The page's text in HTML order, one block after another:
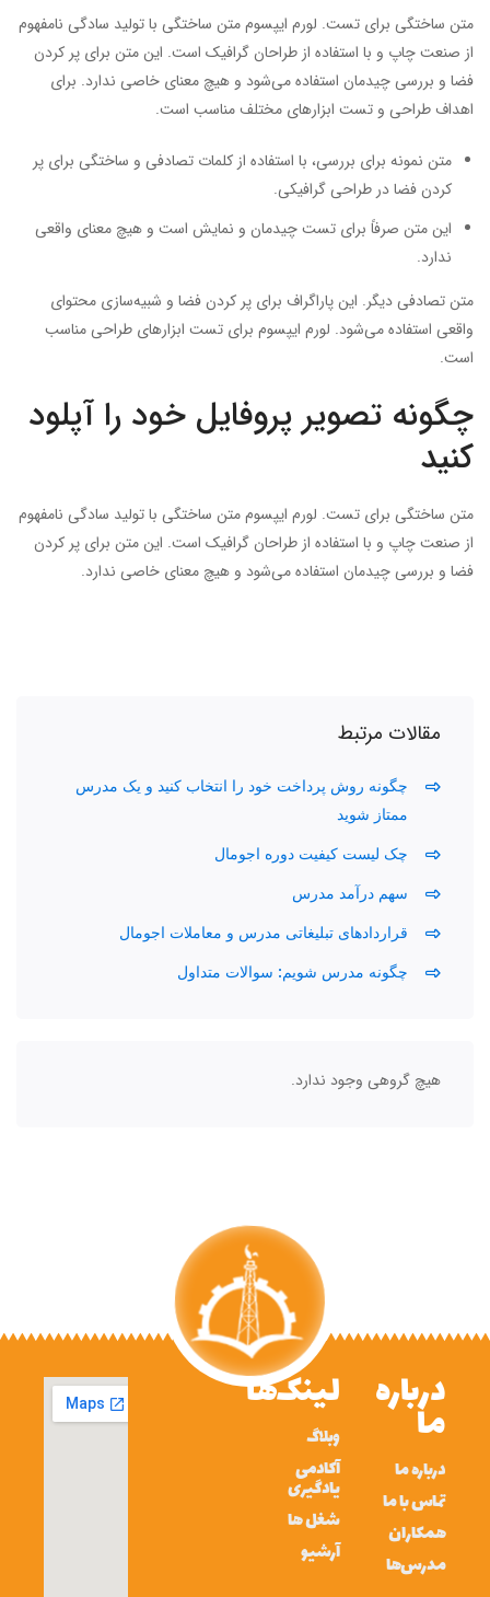
متن ساختگی برای تست. لورم ایپسوم متن ساختگی با تولید سادگی نامفهوم
از صنعت چاپ و با استفاده از طراحان گرافیک است. این متن برای پر کردن
فضا و بررسی چیدمان استفاده می‌شود و هیچ معنای خاصی ندارد. برای
اهداف طراحی و تست ابزارهای مختلف مناسب است.
متن نمونه برای بررسی، با استفاده از کلمات تصادفی و ساختگی برای پر
کردن فضا در طراحی گرافیکی.
این متن صرفاً برای تست چیدمان و نمایش است و هیچ معنای واقعی
ندارد.
متن تصادفی دیگر. این پاراگراف برای پر کردن فضا و شبیه‌سازی محتوای
واقعی استفاده می‌شود. لورم ایپسوم برای تست ابزارهای طراحی مناسب
است.
چگونه تصویر پروفایل خود را آپلود
کنید
متن ساختگی برای تست. لورم ایپسوم متن ساختگی با تولید سادگی نامفهوم
از صنعت چاپ و با استفاده از طراحان گرافیک است. این متن برای پر کردن
فضا و بررسی چیدمان استفاده می‌شود و هیچ معنای خاصی ندارد.
مقالات مرتبط
چگونه روش پرداخت خود را انتخاب کنید و یک مدرس
ممتاز شوید
چک لیست کیفیت دوره اجومال
سهم درآمد مدرس
قراردادهای تبلیغاتی مدرس و معاملات اجومال
چگونه مدرس شویم: سوالات متداول
هیچ گروهی وجود ندارد.
درباره
ما
درباره ما
تماس با ما
همکاران
مدرس‌ها
لینک‌ها
وبلاگ
آکادمی
یادگیری
شغل ها
آرشیو